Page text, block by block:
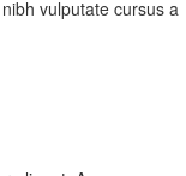
vulputate cursus a